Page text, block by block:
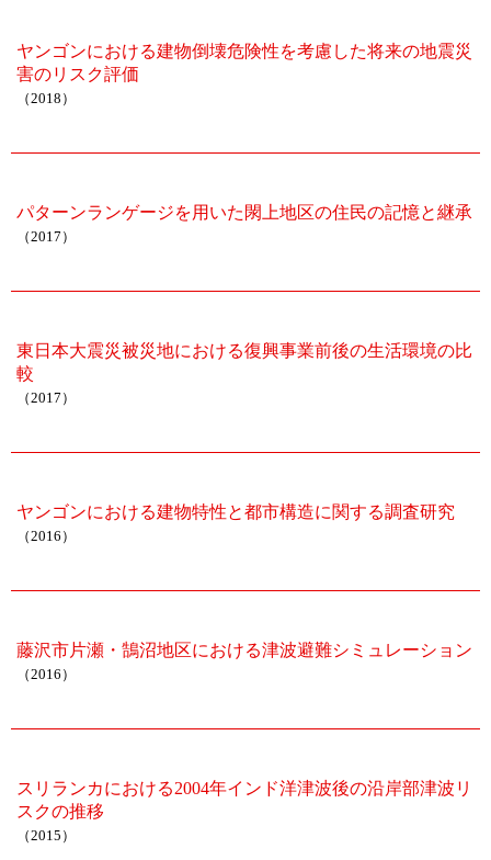
ヤンゴンにおける建物倒壊危険性を考慮した将来の地震災
害のリスク評価
（2018）
パターンランゲージを用いた閖上地区の住民の記憶と継承
（2017）
東日本大震災被災地における復興事業前後の生活環境の比
較
（2017）
ヤンゴンにおける建物特性と都市構造に関する調査研究
（2016）
藤沢市片瀬・鵠沼地区における津波避難シミュレーション
（2016）
スリランカにおける2004年インド洋津波後の沿岸部津波リ
スクの推移
（2015）